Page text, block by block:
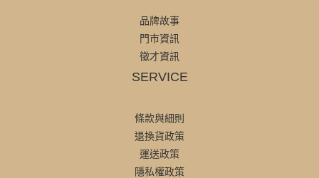
品牌故事
門市資訊
徵才資訊
SERVICE
條款與細則
退換貨政策
運送政策
隱私權政策